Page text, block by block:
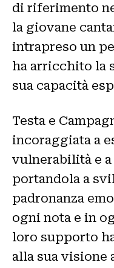
di riferimento
la giovane
intrapreso un
ha arricchito la
sua capacità
Testa e
incoraggiata a
vulnerabilità e
portandola a
padronanza
ogni nota e in
loro supporto
alla sua visione